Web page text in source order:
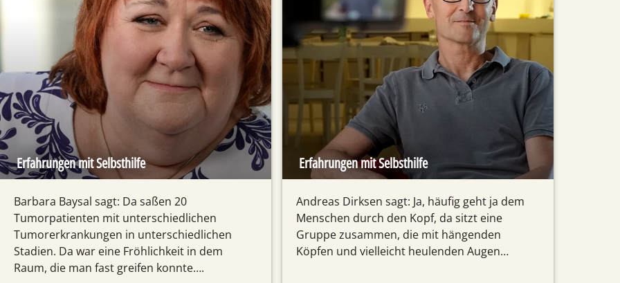
Erfahrungen mit Selbsthilfe
Barbara Baysal sagt: Da saßen 20
Tumorpatienten mit unterschiedlichen
Tumorerkrankungen in unterschiedlichen
Stadien. Da war eine Fröhlichkeit in dem
Raum, die man fast greifen konnte….
Erfahrungen mit Selbsthilfe
Andreas Dirksen sagt: Ja, häufig geht ja dem
Menschen durch den Kopf, da sitzt eine
Gruppe zusammen, die mit hängenden
Köpfen und vielleicht heulenden Augen…